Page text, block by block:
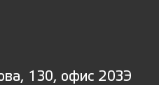
130, офис 203Э